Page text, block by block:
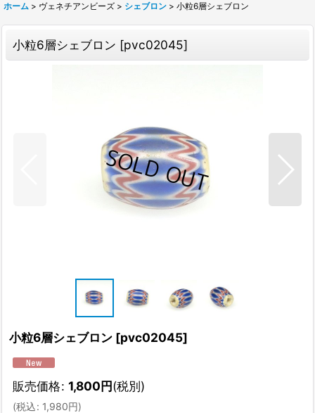
ホーム > ヴェネチアンビーズ > シェブロン > 小粒6層シェブロン
小粒6層シェブロン [pvc02045]
小粒6層シェブロン [pvc02045]
販売価格: 1,800円(税別)
(税込: 1,980円)